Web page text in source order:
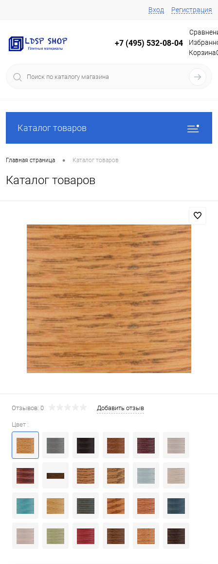
Вход Регистрация
+7 (495) 532-08-04
Корзина
Каталог товаров
Главная страница • Каталог товаров
Каталог товаров
Отзывов: 0 Добавить отзыв
Цвет :